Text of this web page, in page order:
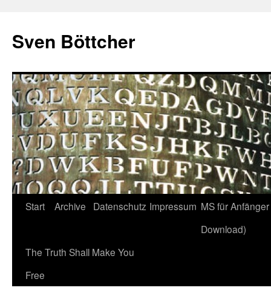
springen
Sven Böttcher
Start Archive Datenschutz Impressum MS für
Download)
The Truth Shall Make You
Free